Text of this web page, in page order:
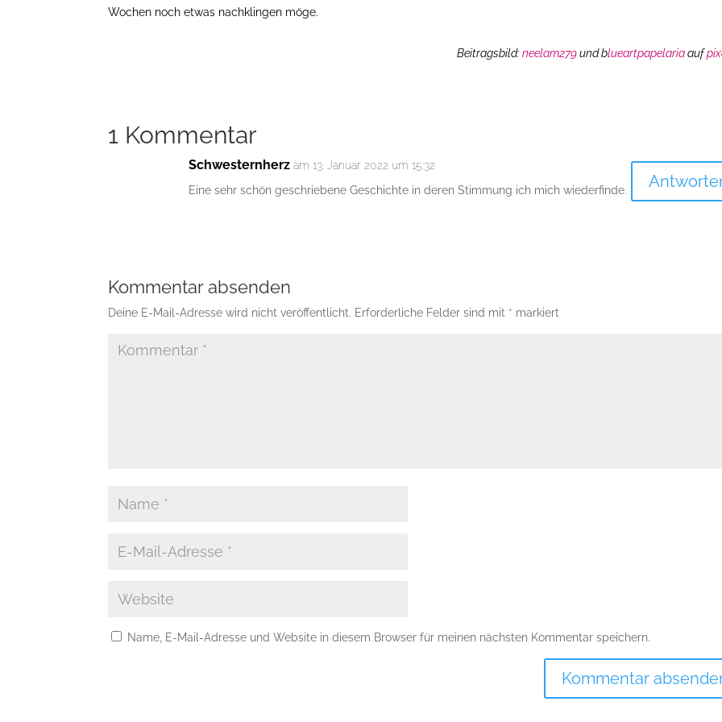
Wochen noch etwas nachklingen möge.
Beitragsbild:neelam279und blueartpapelariaauf
1 Kommentar
Schwesternherz am 13. Januar 2022 um 15:32
Eine sehr schön geschriebene Geschichte in deren Stimmung ich mich wiederfinde.
Kommentar absenden
Deine E-Mail-Adresse wird nicht veröffentlicht. Erforderliche Felder sind mit * markiert
Name, E-Mail-Adresse und Website in diesem Browser für meinen nächsten Kommentar speichern.